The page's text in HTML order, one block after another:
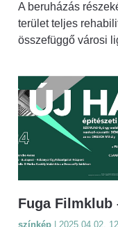
A beruházás
terület teljes
összefüggő városi
Fuga Filmklub
színkép | 2025.04.02.